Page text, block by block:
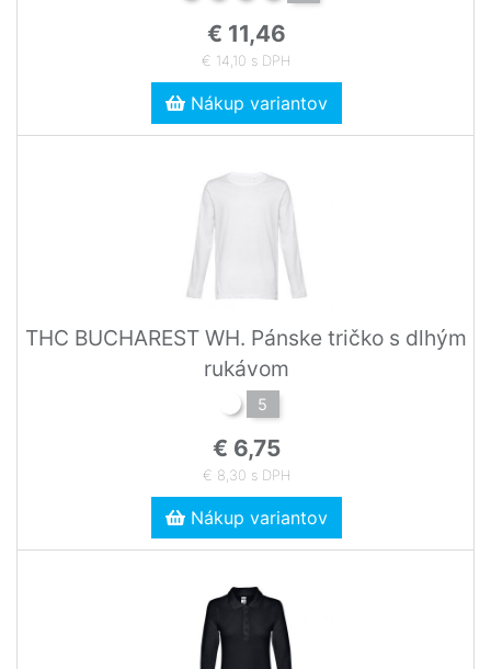
€ 11,46
€ 14,10 s DPH
Nákup variantov
THC BUCHAREST WH. Pánske tričko s dlhým
rukávom
5
€ 6,75
€ 8,30 s DPH
Nákup variantov